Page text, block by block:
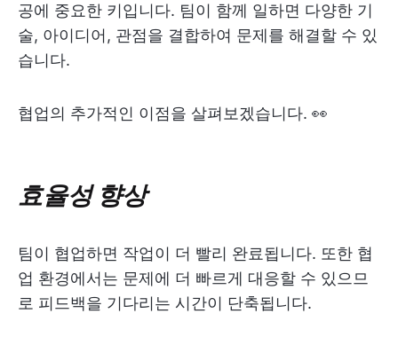
공에 중요한 키입니다. 팀이 함께 일하면 다양한 기
술, 아이디어, 관점을 결합하여 문제를 해결할 수 있
습니다.
협업의 추가적인 이점을 살펴보겠습니다. 👀
효율성 향상
팀이 협업하면 작업이 더 빨리 완료됩니다. 또한 협
업 환경에서는 문제에 더 빠르게 대응할 수 있으므
로 피드백을 기다리는 시간이 단축됩니다.